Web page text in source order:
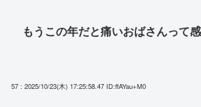
もうこの年だと痛いおばさんって
57 : 2025/10/23(木) 17:25:58.47 ID:ffAYau+M0